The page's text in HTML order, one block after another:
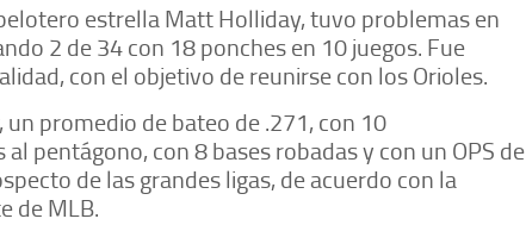
estrella Matt Holliday, tuvo problemas en
2 de 34 con 18 ponches en 10 juegos. Fue
con el objetivo de reunirse con los Orioles.
promedio de bateo de .271, con 10
pentágono, con 8 bases robadas y con un OPS de
de las grandes ligas, de acuerdo con la
de MLB.